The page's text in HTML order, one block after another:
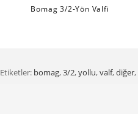
Bomag 3/2-Yön Valfi
Etiketler: bomag,3/2,yollu,valf,diğer,